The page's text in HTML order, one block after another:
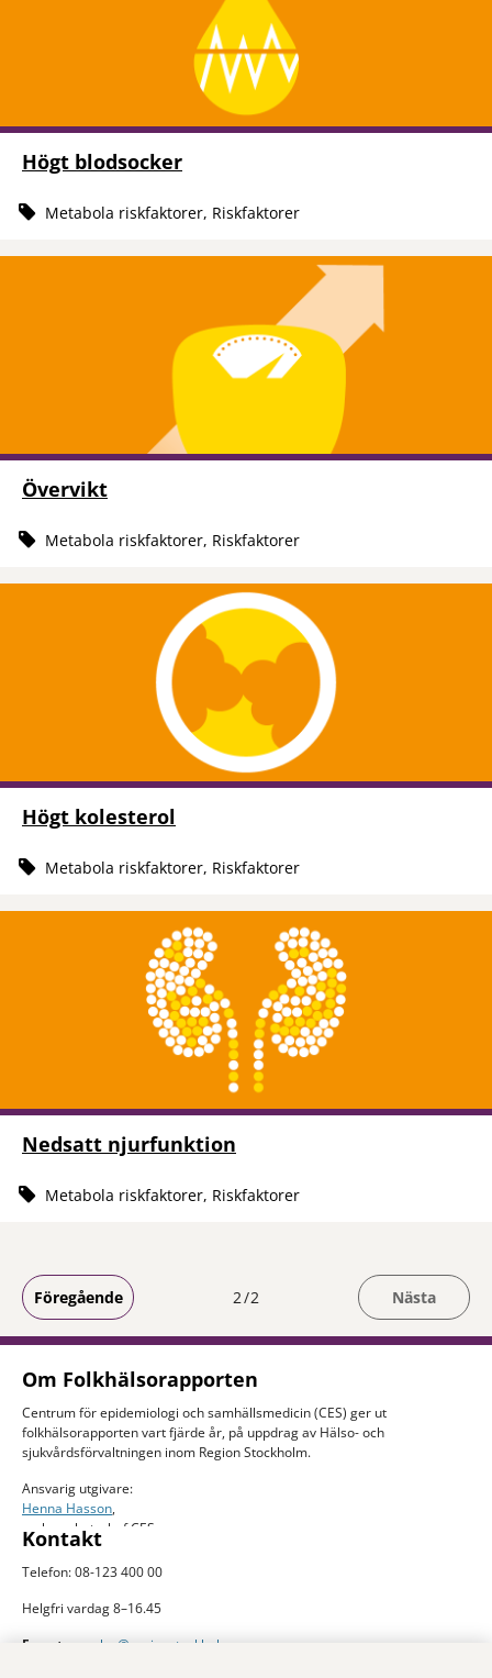
Högt blodsocker
Metabola riskfaktorer, Riskfaktorer
Övervikt
Metabola riskfaktorer, Riskfaktorer
Högt kolesterol
Metabola riskfaktorer, Riskfaktorer
Nedsatt njurfunktion
Metabola riskfaktorer, Riskfaktorer
Föregående Du är på sida
2 2 Nästa
Om Folkhälsorapporten
Centrum för epidemiologi och samhällsmedicin (CES) ger ut
folkhälsorapporten vart fjärde år, på uppdrag av Hälso- och
sjukvårdsförvaltningen inom Region Stockholm.
Ansvarig utgivare:
Henna Hasson,
verksamhetschef CES
Kontakt
Telefon: 08-123 400 00
Helgfri vardag 8–16.45
E-post:
ces.slso@regionstockholm.se